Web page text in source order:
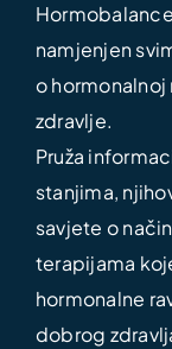
namjenjen
o hormonalnoj
zdravlje.
Pruža
stanjima,
savjete o
terapijama
hormonalne
dobrog